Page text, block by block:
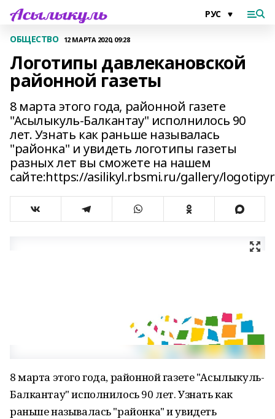
ОБЩЕСТВО 12 МАРТА 2020, 09:28
Логотипы давлекановской
районной газеты
8 марта этого года, районной газете
"Асылыкуль-Балкантау" исполнилось 90
лет. Узнать как раньше называлась
"районка" и увидеть логотипы газеты
разных лет вы сможете на нашем
сайте:https://asilikyl.rbsmi.ru/gallery/
8 марта этого года, районной газете "Асылыкуль-
Балкантау" исполнилось 90 лет. Узнать как
раньше называлась "районка" и увидеть